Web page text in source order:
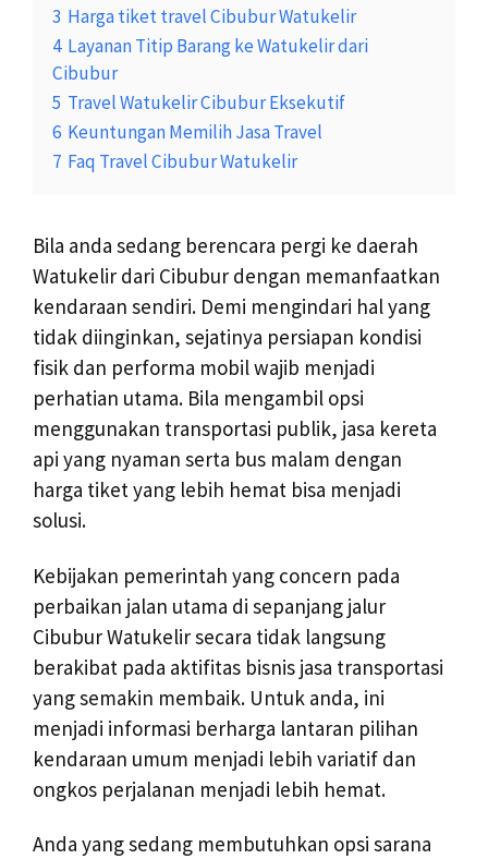
3 Harga tiket travel Cibubur Watukelir
4 Layanan Titip Barang ke Watukelir dari
Cibubur
5 Travel Watukelir Cibubur Eksekutif
6 Keuntungan Memilih Jasa Travel
7 Faq Travel Cibubur Watukelir
Bila anda sedang berencara pergi ke daerah
Watukelir dari Cibubur dengan memanfaatkan
kendaraan sendiri. Demi mengindari hal yang
tidak diinginkan, sejatinya persiapan kondisi
fisik dan performa mobil wajib menjadi
perhatian utama. Bila mengambil opsi
menggunakan transportasi publik, jasa kereta
api yang nyaman serta bus malam dengan
harga tiket yang lebih hemat bisa menjadi
solusi.
Kebijakan pemerintah yang concern pada
perbaikan jalan utama di sepanjang jalur
Cibubur Watukelir secara tidak langsung
berakibat pada aktifitas bisnis jasa transportasi
yang semakin membaik. Untuk anda, ini
menjadi informasi berharga lantaran pilihan
kendaraan umum menjadi lebih variatif dan
ongkos perjalanan menjadi lebih hemat.
Anda yang sedang membutuhkan opsi sarana